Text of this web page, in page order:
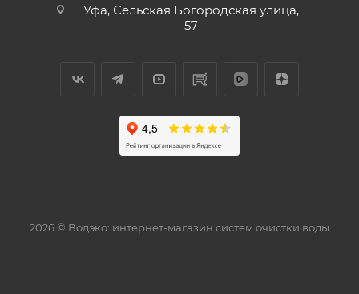
Уфа, Сельская Богородская улица,
57
2026 © Водэко: интернет-магазин систем очистки воды